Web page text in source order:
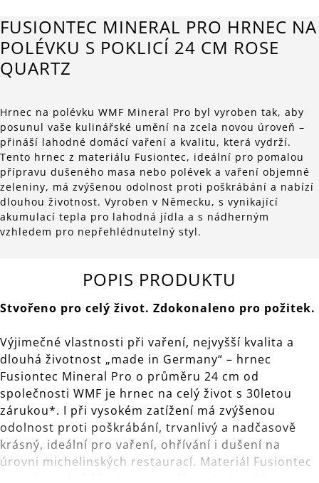
FUSIONTEC MINERAL PRO HRNEC NA
POLÉVKU S POKLICÍ 24 CM ROSE
QUARTZ
Hrnec na polévku WMF Mineral Pro byl vyroben tak, aby
posunul vaše kulinářské umění na zcela novou úroveň –
přináší lahodné domácí vaření a kvalitu, která vydrží.
Tento hrnec z materiálu Fusiontec, ideální pro pomalou
přípravu dušeného masa nebo polévek a vaření objemné
zeleniny, má zvýšenou odolnost proti poškrábání a nabízí
dlouhou životnost. Vyroben v Německu, s vynikající
akumulací tepla pro lahodná jídla a s nádherným
vzhledem pro nepřehlédnutelný styl.
POPIS PRODUKTU
Stvořeno pro celý život. Zdokonaleno pro požitek.
Výjimečné vlastnosti při vaření, nejvyšší kvalita a
dlouhá životnost „made in Germany“ – hrnec
Fusiontec Mineral Pro o průměru 24 cm od
společnosti WMF je hrnec na celý život s 30letou
zárukou*. I při vysokém zatížení má zvýšenou
odolnost proti poškrábání, trvanlivý a nadčasově
krásný, ideální pro vaření, ohřívání i dušení na
úrovni michelinských restaurací. Materiál Fusiontec